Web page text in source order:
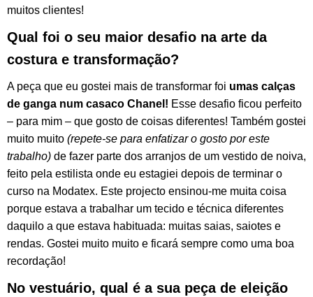
muitos clientes!
Qual foi o seu maior desafio na arte da
costura e transformação?
A peça que eu gostei mais de transformar foi umas calças
de ganga num casaco Chanel! Esse desafio ficou perfeito
– para mim – que gosto de coisas diferentes! Também gostei
muito muito (repete-se para enfatizar o gosto por este
trabalho) de fazer parte dos arranjos de um vestido de noiva,
feito pela estilista onde eu estagiei depois de terminar o
curso na Modatex. Este projecto ensinou-me muita coisa
porque estava a trabalhar um tecido e técnica diferentes
daquilo a que estava habituada: muitas saias, saiotes e
rendas. Gostei muito muito e ficará sempre como uma boa
recordação!
No vestuário, qual é a sua peça de eleição